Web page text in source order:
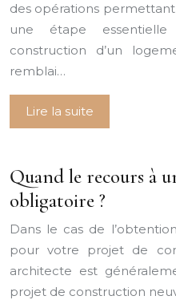
des opérations
une étape
construction d’un
remblai…
Lire la suite
Quand le recours à
obligatoire ?
Dans le cas de
pour votre projet de
architecte est
projet de construction